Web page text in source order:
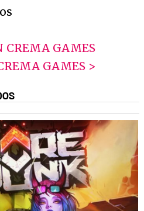
CREMA GAMES
GAMES >